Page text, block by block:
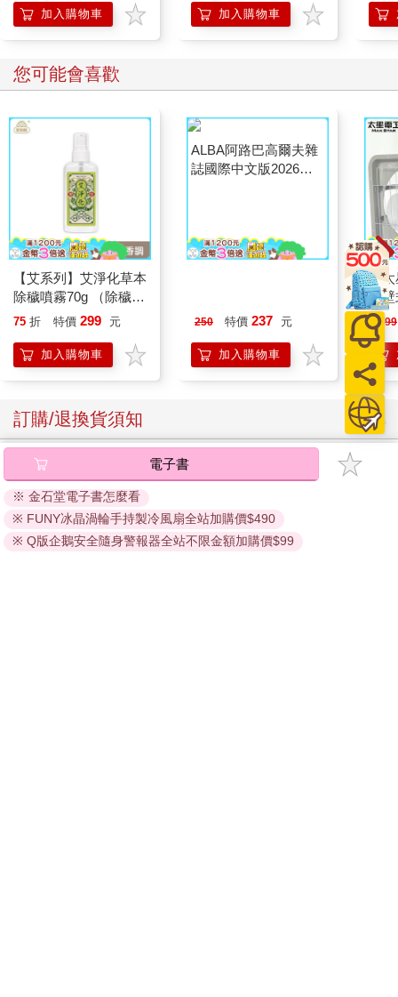
加入購物車 加入購物車
您可能會喜歡
【艾系列】艾淨化草本
除穢噴霧70g （除穢/
平安/淨化/艾草/芙蓉/
另有多瓶組優惠賣場
75 折 特價 299 元
加入購物車
140期8月
250 特價 237 元
加入購物車
【太
吋
機)
1499
訂購/退換貨須知
加入金石堂 LINE 官方帳號『完成綁定』，隨時掌握出貨動
態：
電子書
※ 金石堂電子書怎麼看
※ FUNY冰晶渦輪手持製冷風扇全站加購價$490
※ Q版企鵝安全隨身警報器全站不限金額加購價$99